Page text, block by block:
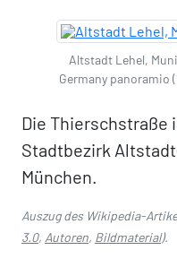
Altstadt Lehel,
Germany panoramio
Die Thierschstraße
Stadtbezirk
München.
Auszug des Wikipedia-
3.0, Autoren, Bildmaterial).